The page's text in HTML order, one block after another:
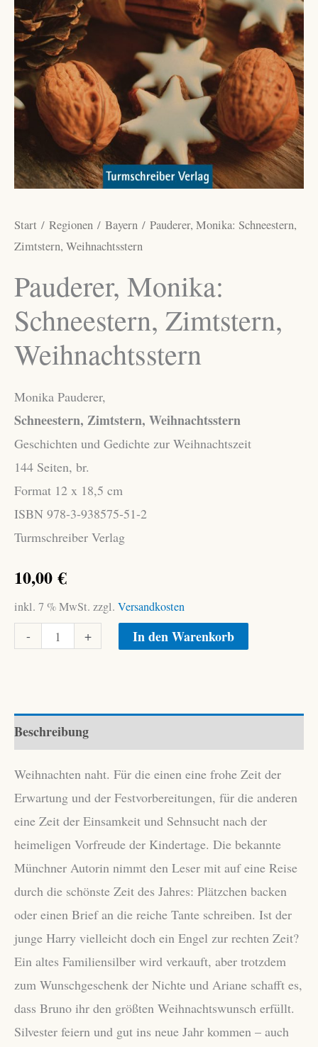
Start / Regionen / Bayern / Pauderer, Monika: Schneestern,
Zimtstern, Weihnachtsstern
Pauderer, Monika:
Schneestern, Zimtstern,
Weihnachtsstern
Monika Pauderer,
Schneestern, Zimtstern, Weihnachtsstern
Geschichten und Gedichte zur Weihnachtszeit
144 Seiten, br.
Format 12 x 18,5 cm
ISBN 978-3-938575-51-2
Turmschreiber Verlag
10,00€
inkl. 7 % MwSt. zzgl. Versandkosten
-
Pauderer,
Weihnachtsstern
Menge
+ In den Warenkorb
Beschreibung
Weihnachten naht. Für die einen eine frohe Zeit der
Erwartung und der Festvorbereitungen, für die anderen
eine Zeit der Einsamkeit und Sehnsucht nach der
heimeligen Vorfreude der Kindertage. Die bekannte
Münchner Autorin nimmt den Leser mit auf eine Reise
durch die schönste Zeit des Jahres: Plätzchen backen
oder einen Brief an die reiche Tante schreiben. Ist der
junge Harry vielleicht doch ein Engel zur rechten Zeit?
Ein altes Familiensilber wird verkauft, aber trotzdem
zum Wunschgeschenk der Nichte und Ariane schafft es,
dass Bruno ihr den größten Weihnachtswunsch erfüllt.
Silvester feiern und gut ins neue Jahr kommen – auch